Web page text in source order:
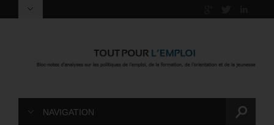
NAVIGATION